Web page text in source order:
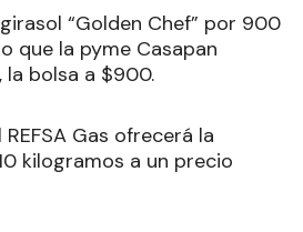
“Golden Chef” por 900
que la pyme Casapan
la bolsa a $900.
Gas ofrecerá la
kilogramos a un precio